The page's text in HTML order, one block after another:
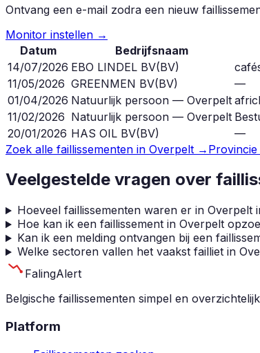
Ontvang een e-mail zodra een nieuw
Monitor instellen →
Datum
Bedrijfsnaam
14/07/2026 EBO LINDEL BV(BV)
11/05/2026 GREENMEN BV(BV) —
01/04/2026 Natuurlijk persoon — Overpelt
11/02/2026 Natuurlijk persoon — Overpelt
20/01/2026 HAS OIL BV(BV) —
Zoek alle faillissementen in Overpelt → Provincie
Veelgestelde vragen over
Hoeveel faillissementen waren er in Overpelt
Hoe kan ik een faillissement in Overpelt
Kan ik een melding ontvangen bij een
Welke sectoren vallen het vaakst failliet in
FalingAlert
Belgische faillissementen simpel en
Platform